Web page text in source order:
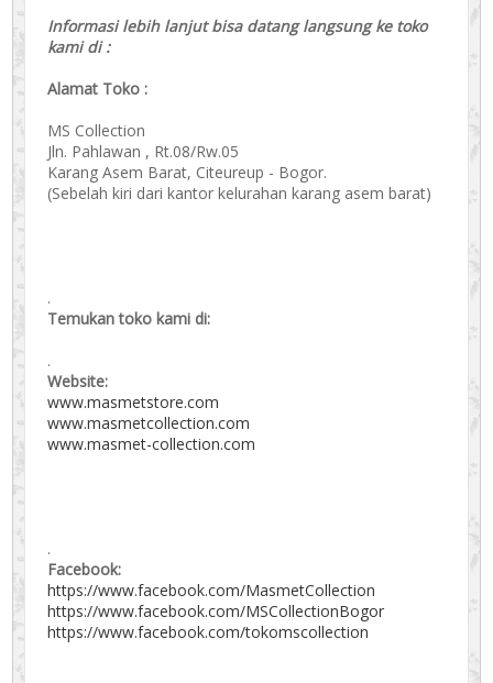
Informasi lebih lanjut bisa datang langsung ke toko
kami di :
Alamat Toko :
MS Collection
Jln. Pahlawan , Rt.08/Rw.05
Karang Asem Barat, Citeureup - Bogor.
(Sebelah kiri dari kantor kelurahan karang asem barat)
.
Temukan toko kami di:
.
Website:
www.masmetstore.com
www.masmetcollection.com
www.masmet-collection.com
.
Facebook:
https://www.facebook.com/MasmetCollection
https://www.facebook.com/MSCollectionBogor
https://www.facebook.com/tokomscollection